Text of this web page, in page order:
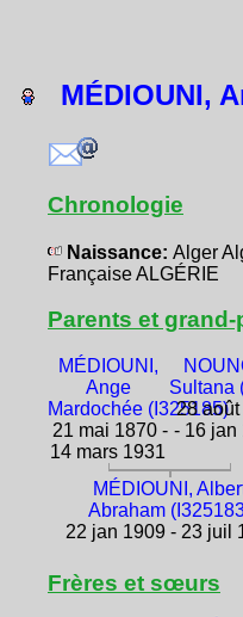
MÉDIOUNI,
Chronologie
Naissance: Alger
Française ALGÉRIE
Parents et grand-
MÉDIOUNI,
Ange
Mardochée (I325185)
21 mai 1870 -
14 mars 1931
Sultana
28 août
- 16 jan
MÉDIOUNI,
Abraham
22 jan 1909 - 23 juil
Frères et sœurs